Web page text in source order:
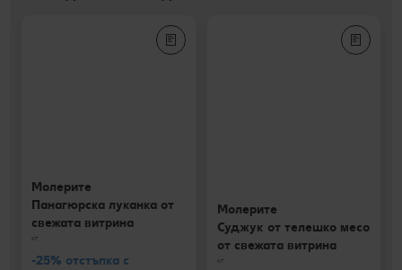
Молерите
Панагюрска луканка от
свежата витрина
кг
-25% отстъпка с
Молерите
Суджук от телешко месо
от свежата витрина
кг